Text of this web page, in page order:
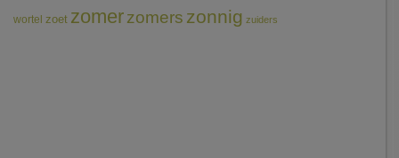
wortel zoet zomerzomers zonnig zuiders